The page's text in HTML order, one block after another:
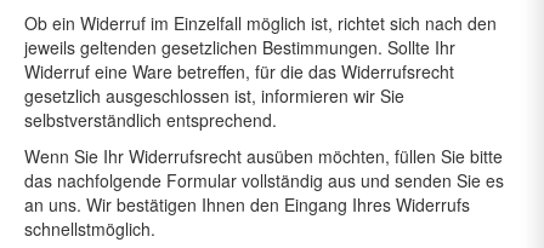
Ob ein Widerruf im Einzelfall möglich ist, richtet sich nach den
jeweils geltenden gesetzlichen Bestimmungen. Sollte Ihr
Widerruf eine Ware betreffen, für die das Widerrufsrecht
gesetzlich ausgeschlossen ist, informieren wir Sie
selbstverständlich entsprechend.
Wenn Sie Ihr Widerrufsrecht ausüben möchten, füllen Sie bitte
das nachfolgende Formular vollständig aus und senden Sie es
an uns. Wir bestätigen Ihnen den Eingang Ihres Widerrufs
schnellstmöglich.